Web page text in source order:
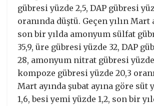
gübresi yüzde 2,5, DAP gübresi
oranında düştü. Geçen yılın Mart
son bir yılda amonyum sülfat
35,9, üre gübresi yüzde 32, DAP
28, amonyum nitrat gübresi yüzde
kompoze gübresi yüzde 20,3
Mart ayında şubat ayına göre süt
1,6, besi yemi yüzde 1,2, son bir